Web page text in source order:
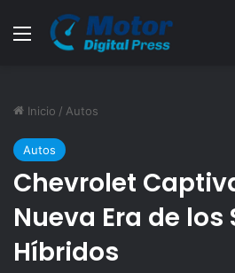
Menú
Inicio / Autos
Autos
Chevrolet
Nueva Era de los
Híbridos